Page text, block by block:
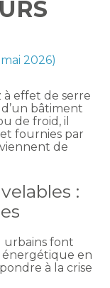
2026)
à effet de serre
d’un bâtiment
de froid, il
fournies par
de
:
urbains font
énergétique en
à la crise